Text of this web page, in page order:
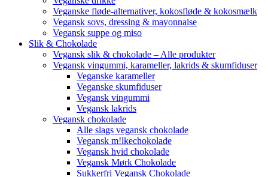
Veganske fløde-alternativer, kokosfløde & kokosmælk
Vegansk sovs, dressing & mayonnaise
Vegansk suppe og miso
Slik & Chokolade
Vegansk slik & chokolade – Alle produkter
Vegansk vingummi, karameller, lakrids & skumfiduser
Veganske karameller
Veganske skumfiduser
Vegansk vingummi
Vegansk lakrids
Vegansk chokolade
Alle slags vegansk chokolade
Vegansk m!lkechokolade
Vegansk hvid chokolade
Vegansk Mørk Chokolade
Sukkerfri Vegansk Chokolade